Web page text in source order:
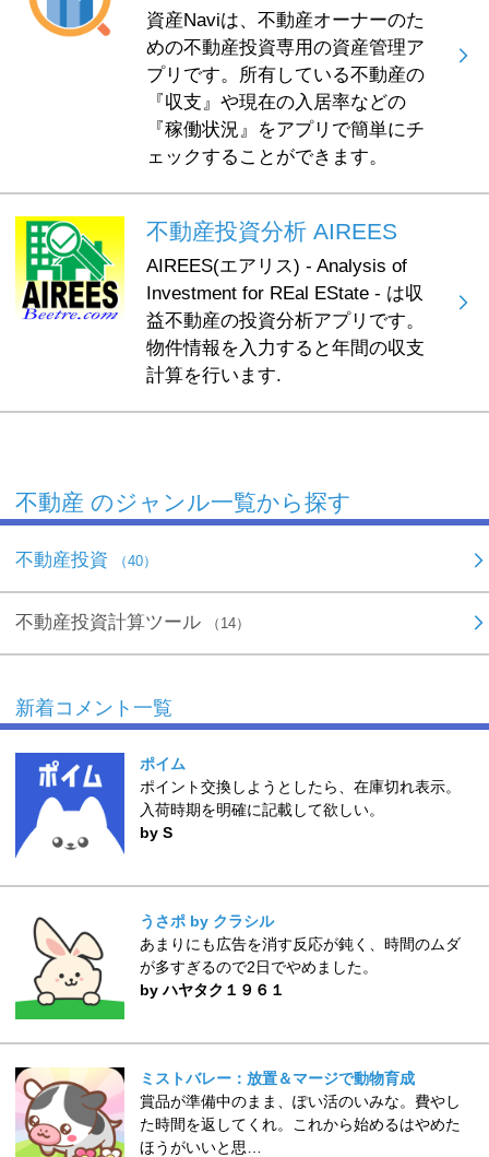
資産Naviは、不動産オーナーのた
めの不動産投資専用の資産管理ア
プリです。所有している不動産の
『収支』や現在の入居率などの
『稼働状況』をアプリで簡単にチ
ェックすることができます。
不動産投資分析 AIREES
AIREES(エアリス) - Analysis of
Investment for REal EState - は収
益不動産の投資分析アプリです。
物件情報を入力すると年間の収支
計算を行います.
不動産 のジャンル一覧から探す
不動産投資 （40）
不動産投資計算ツール （14）
新着コメント一覧
ポイム
ポイント交換しようとしたら、在庫切れ表示。
入荷時期を明確に記載して欲しい。
by S
うさポ by クラシル
あまりにも広告を消す反応が鈍く、時間のムダ
が多すぎるので2日でやめました。
by ハヤタク１９６１
ミストバレー：放置＆マージで動物育成
賞品が準備中のまま、ぽい活のいみな。費やし
た時間を返してくれ。これから始めるはやめた
ほうがいいと思…